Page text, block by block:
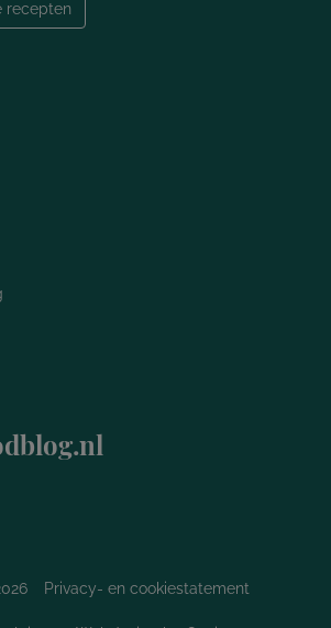
recepten
Privacy- en cookiestatement